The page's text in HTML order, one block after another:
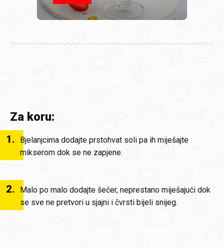
Za koru:
1.
Bjelanjcima dodajte prstohvat soli pa ih miješajte
mikserom dok se ne zapjene.
2.
Malo po malo dodajte šećer, neprestano miješajući dok
se sve ne pretvori u sjajni i čvrsti bijeli snijeg.